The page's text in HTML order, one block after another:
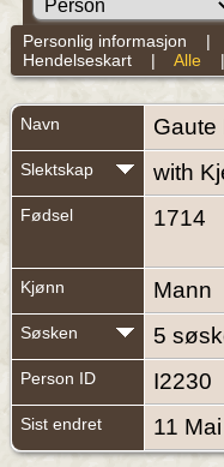
Personlig informasjon |
Hendelseskart| Alle
Navn Gaute
Slektskap with
Fødsel 1714
Kjønn Mann
Søsken 5
Person ID I2230
Sist endret 11